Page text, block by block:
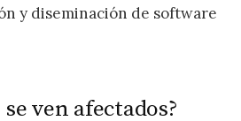
y diseminación de software
ven afectados?